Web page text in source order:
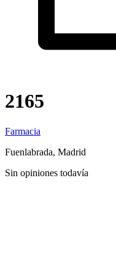
2165
Farmacia
Fuenlabrada, Madrid
Sin opiniones todavía